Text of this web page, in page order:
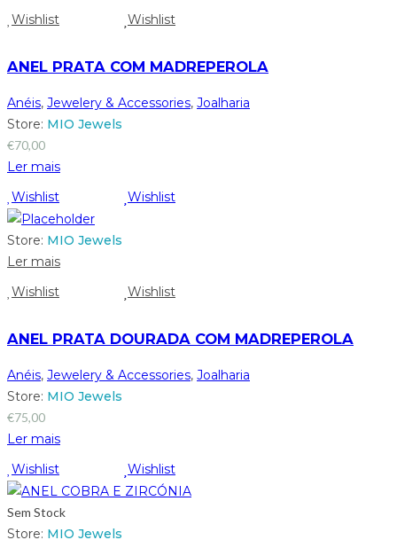
Wishlist Wishlist
ANEL PRATA COM MADREPEROLA
Anéis, Jewelery & Accessories, Joalharia
Store: MIO Jewels
€70,00
Ler mais
Wishlist
Wishlist
Store: MIO Jewels
Ler mais
Wishlist
Wishlist
ANEL PRATA DOURADA COM MADREPEROLA
Anéis, Jewelery & Accessories, Joalharia
Store: MIO Jewels
€75,00
Ler mais
Wishlist
Wishlist
Sem Stock
Store: MIO Jewels